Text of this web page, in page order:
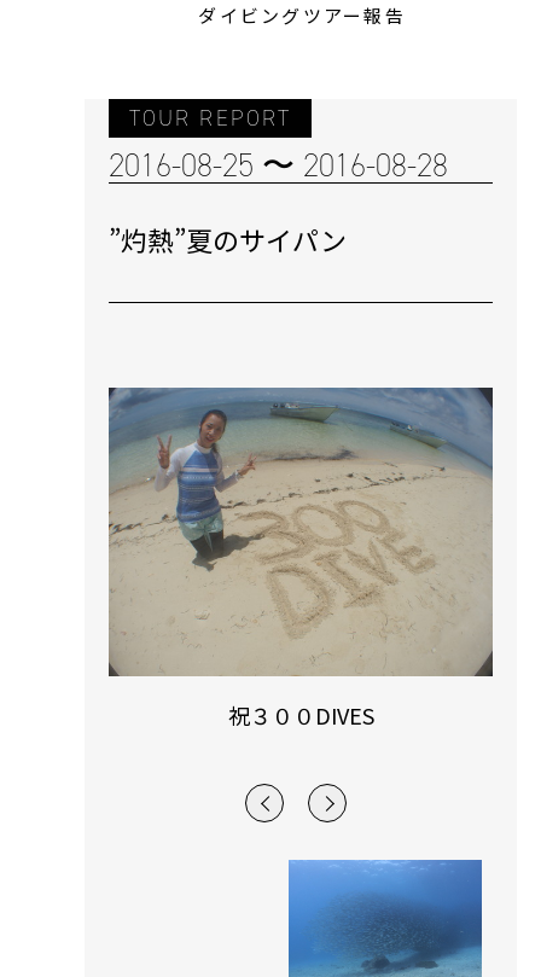
ダイビングツアー報告
TOUR REPORT
2016-08-25 〜 2016-08-28
”灼熱”夏のサイパン
祝３００DIVES